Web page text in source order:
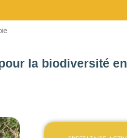
la biodiversité en